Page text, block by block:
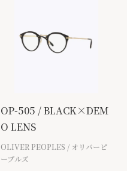
OP-505 / BLACK×DEM
O LENS
OLIVER PEOPLES / オリバーピ
ープルズ